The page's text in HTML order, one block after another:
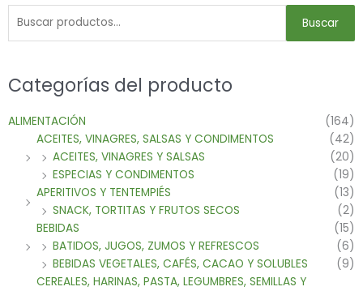
Buscar
Categorías del producto
ALIMENTACIÓN
(164)
ACEITES, VINAGRES, SALSAS Y CONDIMENTOS
(42)
ACEITES, VINAGRES Y SALSAS
(20)
ESPECIAS Y CONDIMENTOS
(19)
APERITIVOS Y TENTEMPIÉS
(13)
SNACK, TORTITAS Y FRUTOS SECOS
(2)
BEBIDAS
(15)
BATIDOS, JUGOS, ZUMOS Y REFRESCOS
(6)
BEBIDAS VEGETALES, CAFÉS, CACAO Y SOLUBLES
(9)
CEREALES, HARINAS, PASTA, LEGUMBRES, SEMILLAS Y